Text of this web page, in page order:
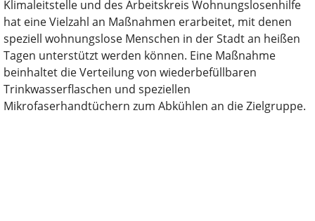
Klimaleitstelle und des Arbeitskreis Wohnungslosenhilfe
hat eine Vielzahl an Maßnahmen erarbeitet, mit denen
speziell wohnungslose Menschen in der Stadt an heißen
Tagen unterstützt werden können. Eine Maßnahme
beinhaltet die Verteilung von wiederbefüllbaren
Trinkwasserflaschen und speziellen
Mikrofaserhandtüchern zum Abkühlen an die Zielgruppe.